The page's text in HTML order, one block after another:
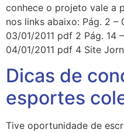
conhece o projeto vale a
nos links abaixo: Pág. 2 –
03/01/2011 pdf 2 Pág. 14
04/01/2011 pdf 4 Site
Dicas de
esportes
Tive oportunidade de